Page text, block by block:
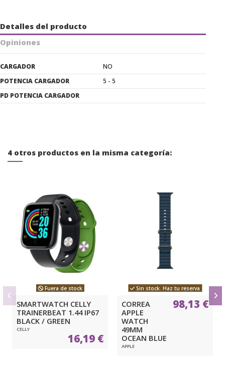
Detalles del producto
Opiniones
CARGADOR
NO
POTENCIA CARGADOR
5 - 5
PD POTENCIA CARGADOR
4 otros productos en la misma categoría:
Fuera de stock
SMARTWATCH CELLY
TRAINERBEAT 1.44 IP67
BLACK / GREEN
CELLY
16,19 €
Sin stock. Haz tu reserva
CORREA
APPLE
WATCH
49MM
OCEAN BLUE
APPLE
98,13 €